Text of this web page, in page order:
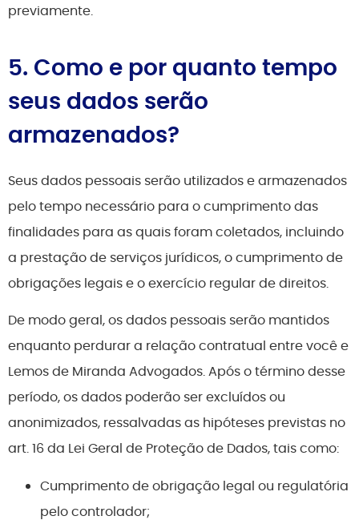
previamente.
5. Como e por quanto tempo
seus dados serão
armazenados?
Seus dados pessoais serão utilizados e armazenados
pelo tempo necessário para o cumprimento das
finalidades para as quais foram coletados, incluindo
a prestação de serviços jurídicos, o cumprimento de
obrigações legais e o exercício regular de direitos.
De modo geral, os dados pessoais serão mantidos
enquanto perdurar a relação contratual entre você e
Lemos de Miranda Advogados. Após o término desse
período, os dados poderão ser excluídos ou
anonimizados, ressalvadas as hipóteses previstas no
art. 16 da Lei Geral de Proteção de Dados, tais como:
Cumprimento de obrigação legal ou regulatória
pelo controlador;